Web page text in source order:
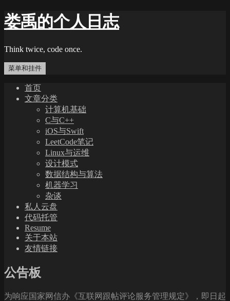
跳
至
容
娄禹的个人日志
Think twice, code once.
菜单和挂件
首页
文章分类
计算机基础
C与C++
iOS与Swift
LeetCode笔记
Linux与运维
设计模式
数据结构与算法
机器学习
杂谈
私人云盘
代码托管
Resume
关于本站
友情链接
公告板
为响应国家网信办《互联网跟帖评论服务管理规定》，即日起